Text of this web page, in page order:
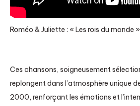
Roméo & Juliette : « Les rois du monde
Ces chansons, soigneusement
replongent dans l’atmosphère unique
2000, renforçant les émotions et